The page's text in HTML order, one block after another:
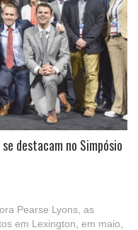
destacam no Simpósio
Pearse Lyons, as
em Lexington, em maio,